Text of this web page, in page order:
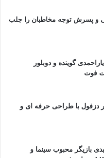
و پسرش توجه مخاطبان را جلب
گوینده و دوبلور
فوت
با طراحی حرفه‌ ای و
بازیگر محبوب سینما و